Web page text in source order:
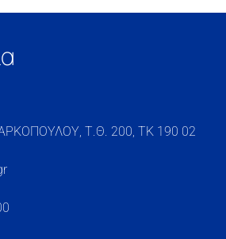
Τ.Θ. 200, TK 190 02